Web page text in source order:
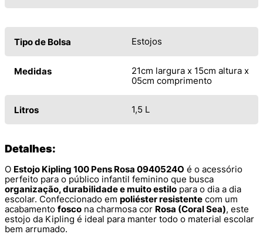
Tipo de Bolsa Estojos
Medidas
21cm largura x 15cm altura x
05cm comprimento
Litros 1,5 L
Detalhes:
O Estojo Kipling 100 Pens Rosa 0940524O é o acessório
perfeito para o público infantil feminino que busca
organização, durabilidade e muito estilo para o dia a dia
escolar. Confeccionado em poliéster resistente com um
acabamento fosco na charmosa cor Rosa (Coral Sea), este
estojo da Kipling é ideal para manter todo o material escolar
bem arrumado.